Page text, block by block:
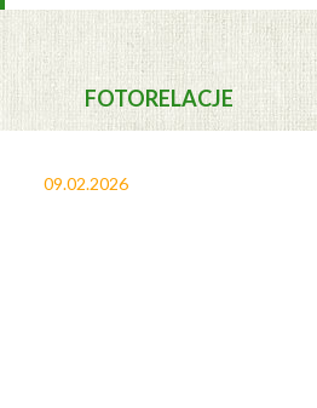
FOTORELACJE
27.01.2026